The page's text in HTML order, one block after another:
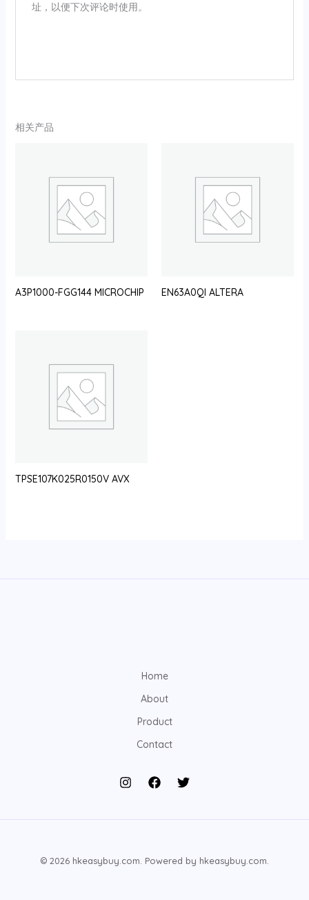
址，以便下次评论时使用。
相关产品
A3P1000-FGG144 MICROCHIP EN63A0QI ALTERA
TPSE107K025R0150V AVX
Home
About
Product
Contact
© 2026 hkeasybuy.com. Powered by hkeasybuy.com.